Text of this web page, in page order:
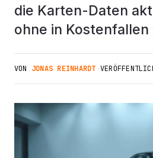
die Karten-Daten
ohne in
VON JONAS REINHARDT ·